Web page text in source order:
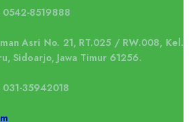
8519888
Asri No. 21, RT.025 / RW.008, Kel.
Sidoarjo, Jawa Timur 61256.
35942018